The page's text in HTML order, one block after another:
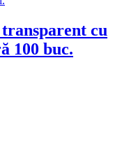
cu
100 buc.